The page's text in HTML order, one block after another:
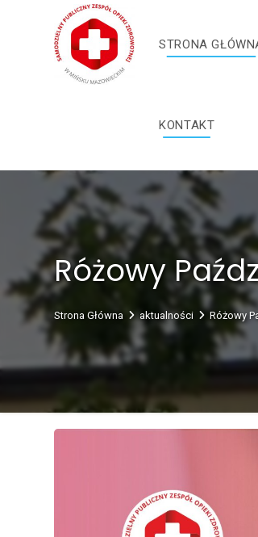
STRONA
KONTAKT
Różowy
Strona Główna aktualności Różowy